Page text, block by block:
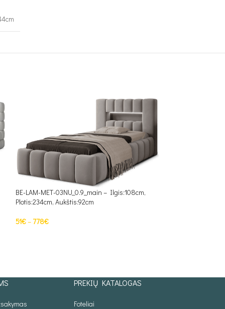
BE-LAM-MET-03NU_0.9_main – Ilgis:108cm,
Plotis:234cm, Aukštis:92cm
51€– 778€
PREKIŲ KATALOGAS
Foteliai